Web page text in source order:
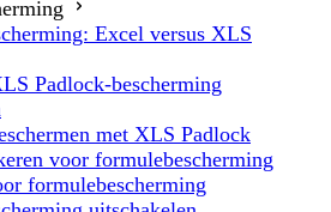
Excel versus XLS
Padlock-bescherming
met XLS Padlock
voor formulebescherming
formulebescherming